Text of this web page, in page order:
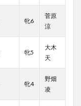
牝6
菅原
涼
牝5
大木
天
牝4
野畑
凌